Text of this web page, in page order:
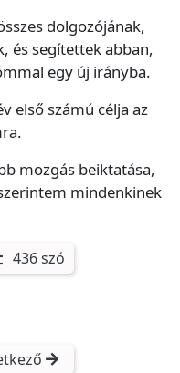
dolgozójának,
és segítettek abban,
egy új irányba.
első számú célja az
mozgás beiktatása,
mindenkinek
436 szó